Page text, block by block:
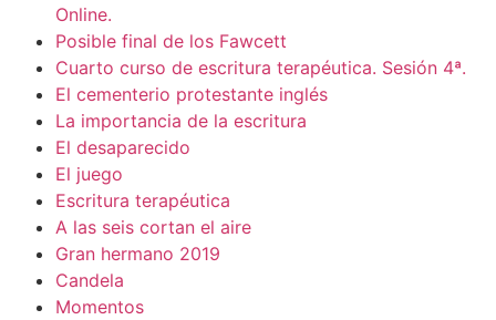
Online.
Posible final de los Fawcett
Cuarto curso de escritura terapéutica. Sesión 4ª.
El cementerio protestante inglés
La importancia de la escritura
El desaparecido
El juego
Escritura terapéutica
A las seis cortan el aire
Gran hermano 2019
Candela
Momentos